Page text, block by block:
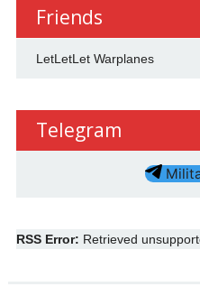
Friends
LetLetLet Warplanes
Telegram
RSS Error: Retrieved